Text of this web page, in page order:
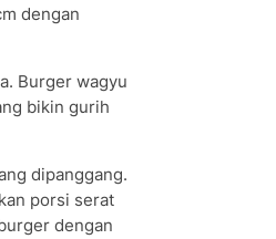
dengan
Burger wagyu
bikin gurih
dipanggang.
porsi serat
dengan